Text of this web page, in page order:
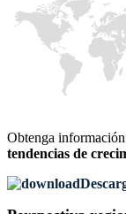
Obtenga
tendencias de